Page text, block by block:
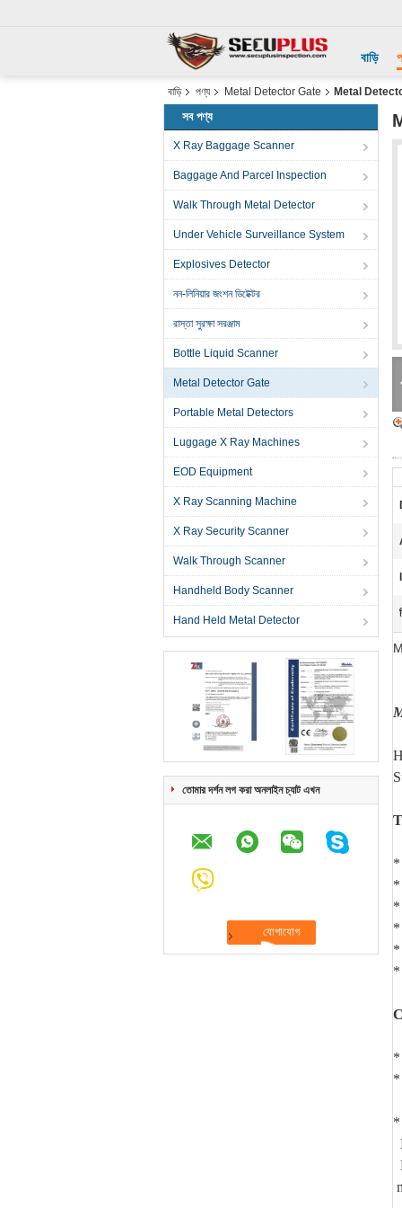
বাড়ি
বাড়ি পণ্য Metal Detector Gate Metal
সব পণ্য
X Ray Baggage Scanner
Baggage And Parcel Inspection
Walk Through Metal Detector
Under Vehicle Surveillance System
Explosives Detector
নন-লিনিয়ার জংশন ডিটেক্টর
রাস্তা সুরক্ষা সরঞ্জাম
Bottle Liquid Scanner
Metal Detector Gate
Portable Metal Detectors
Luggage X Ray Machines
EOD Equipment
X Ray Scanning Machine
X Ray Security Scanner
Walk Through Scanner
Handheld Body Scanner
Hand Held Metal Detector
তোমার দর্শন লগ করা অনলাইন চ্যাট এখন
*
*
*
*
*
*
*
*
*